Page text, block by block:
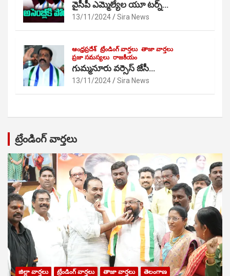
వైసీపీ ఎమ్మెల్యేల యూ టర్న్…
13/11/2024 Sira News
ఆంధ్రప్రదేశ్ ట్రేండింగ్ వార్తలు తాజా వార్తలు
ప్రజా సమస్యలు రాజకీయం
గుమ్మనూరు వర్సెస్ జేసీ…
13/11/2024 Sira News
ట్రేండింగ్ వార్తలు
జిల్లా వార్తలు ట్రేండింగ్ వార్తలు తాజా వార్తలు తెలంగాణ